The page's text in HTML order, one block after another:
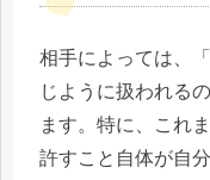
相手によっては、
じように扱われる
ます。特に、これ
許すこと自体が自